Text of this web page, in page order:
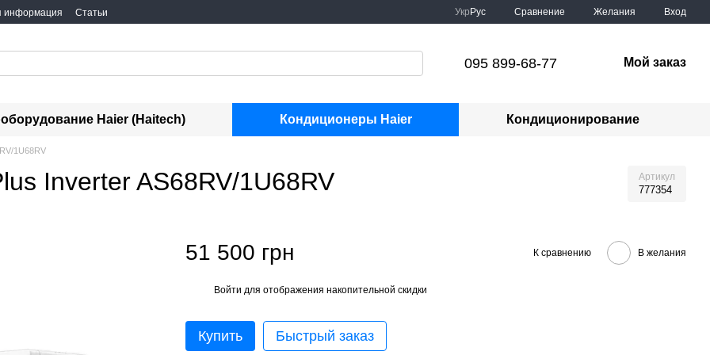
информация Статьи Укр Рус Сравнение Желания Вход
095 899-68-77 Мой заказ
Haier (Haitech) Кондиционеры Haier Кондиционирование
1U68RV
Inverter AS68RV/1U68RV Артикул
777354
51 500 грн К сравнению В желания
Войти для отображения накопительной скидки
Купить Быстрый заказ